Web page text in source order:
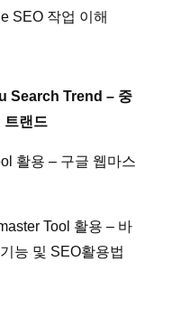
SEO 작업 이해
Search Trend – 중
트랜드
활용 – 구글 웹마스
Tool 활용 – 바
능 및 SEO활용법